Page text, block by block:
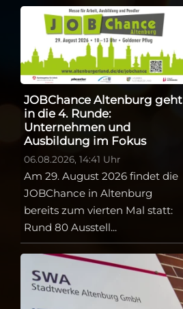
JOBChance Altenburg geht
in die 4. Runde:
Unternehmen und
Ausbildung im Fokus
06.08.2026, 14:41 Uhr
Am 29. August 2026 findet die
JOBChance in Altenburg
bereits zum vierten Mal statt:
Rund 80 Ausstell...